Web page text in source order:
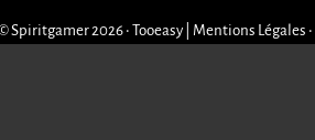
Spiritgamer 2026 • Tooeasy Mentions Légales •